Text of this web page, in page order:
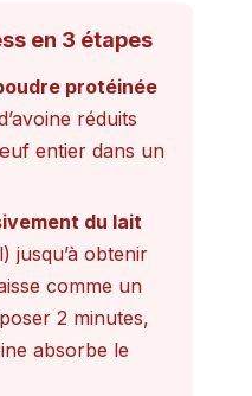
en 3 étapes
protéinée
réduits
entier dans un
du lait
jusqu’à obtenir
comme un
2 minutes,
absorbe le